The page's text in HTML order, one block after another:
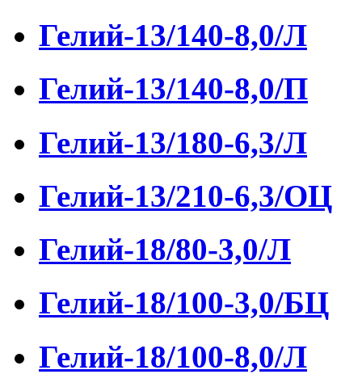
Гелий-13/140-8,0/Л
Гелий-13/140-8,0/П
Гелий-13/180-6,3/Л
Гелий-13/210-6,3/ОЦ
Гелий-18/80-3,0/Л
Гелий-18/100-3,0/БЦ
Гелий-18/100-8,0/Л